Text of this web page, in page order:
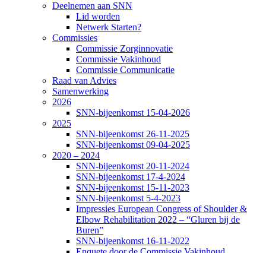
Deelnemen aan SNN
Lid worden
Netwerk Starten?
Commissies
Commissie Zorginnovatie
Commissie Vakinhoud
Commissie Communicatie
Raad van Advies
Samenwerking
2026
SNN-bijeenkomst 15-04-2026
2025
SNN-bijeenkomst 26-11-2025
SNN-bijeenkomst 09-04-2025
2020 – 2024
SNN-bijeenkomst 20-11-2024
SNN-bijeenkomst 17-4-2024
SNN-bijeenkomst 15-11-2023
SNN-bijeenkomst 5-4-2023
Impressies European Congress of Shoulder &
Elbow Rehabilitation 2022 – “Gluren bij de
Buren”
SNN-bijeenkomst 16-11-2022